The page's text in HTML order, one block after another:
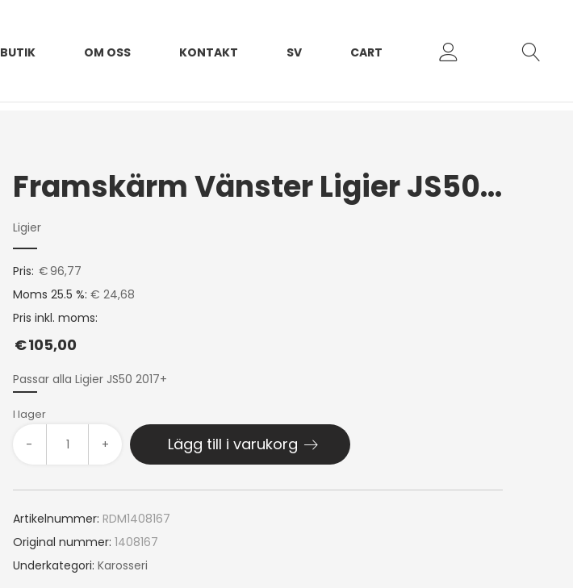
BUTIK OM OSS KONTAKT SV CART
Framskärm Vänster Ligier JS50 2017+
Ligier
Pris: €96,77
Moms 25.5 %: € 24,68
Pris inkl. moms:
€105,00
Passar alla Ligier JS50 2017+
I lager
- + Lägg till i varukorg
Artikelnummer: RDM1408167
Original nummer: 1408167
Underkategori: Karosseri